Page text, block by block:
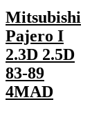
Mitsubishi
Pajero I
2.3D 2.5D
83-89
4MAD